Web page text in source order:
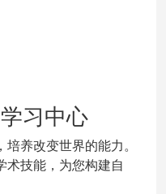
习中心
养改变世界的能力。
术技能，为您构建自